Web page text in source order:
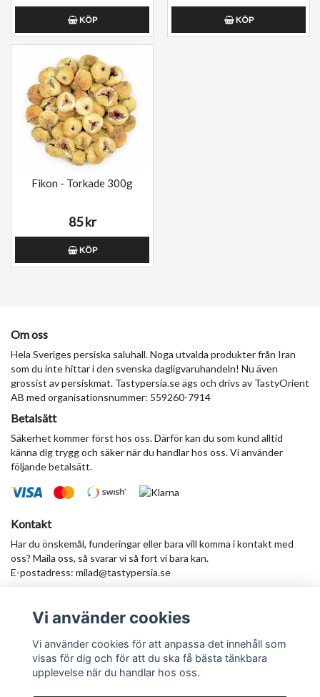
KÖP KÖP
Fikon - Torkade 300g
85 kr
KÖP
Om oss
Hela Sveriges persiska saluhall. Noga utvalda produkter från Iran
som du inte hittar i den svenska dagligvaruhandeln! Nu även
grossist av persiskmat. Tastypersia.se ägs och drivs av TastyOrient
AB med organisationsnummer: 559260-7914
Betalsätt
Säkerhet kommer först hos oss. Därför kan du som kund alltid
känna dig trygg och säker när du handlar hos oss. Vi använder
följande betalsätt.
Kontakt
Har du önskemål, funderingar eller bara vill komma i kontakt med
oss? Maila oss, så svarar vi så fort vi bara kan.
E-postadress: milad@tastypersia.se
Anmäl dig till vårt nyhetsbrev
Prenumerera
Vi använder cookies
Vi använder cookies för att anpassa det innehåll som
visas för dig och för att du ska få bästa tänkbara
upplevelse när du handlar hos oss.